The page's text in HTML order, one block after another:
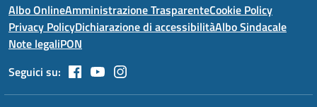
Albo OnlineAmministrazione TrasparenteCookie Policy
Privacy PolicyDichiarazione di accessibilitàAlbo Sindacale
Note legaliPON
Seguici su: